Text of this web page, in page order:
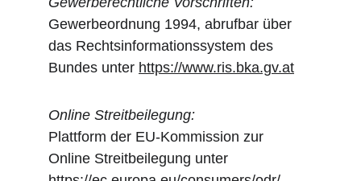
Gewerbeordnung 1994, abrufbar über
das Rechtsinformationssystem des
Bundes unter https://www.ris.bka.gv.at
Online Streitbeilegung:
Plattform der EU-Kommission zur
Online Streitbeilegung unter